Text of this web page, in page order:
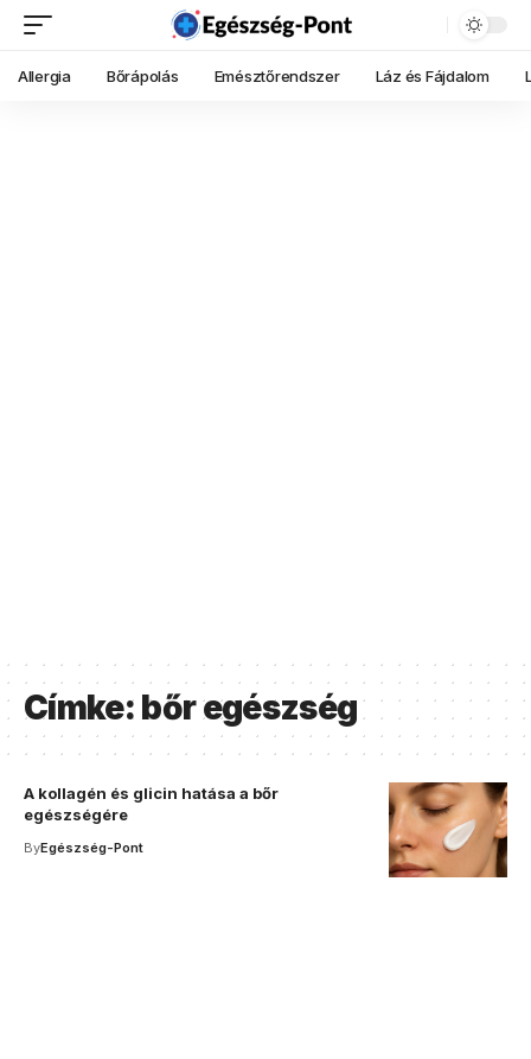
Allergia Bőrápolás Emésztőrendszer Láz és Fájdalom
Címke: bőr egészség
A kollagén és glicin hatása a bőr
egészségére
ByEgészség-Pont